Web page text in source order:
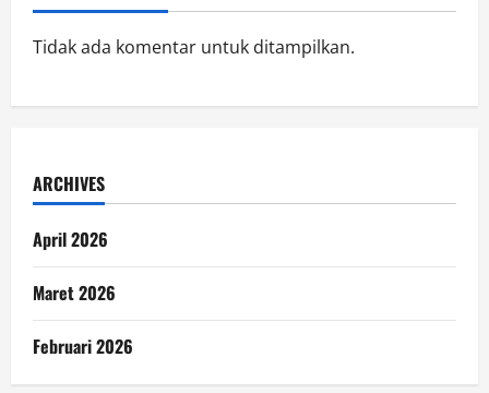
Tidak ada komentar untuk ditampilkan.
ARCHIVES
April 2026
Maret 2026
Februari 2026